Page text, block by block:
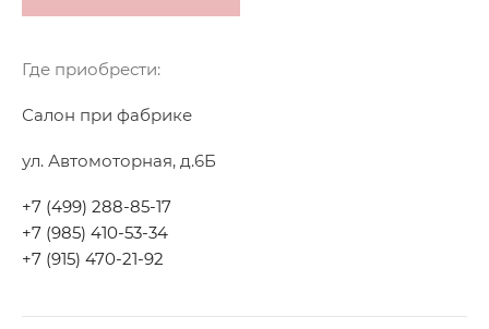
Где приобрести:
Салон при фабрике
ул. Автомоторная, д.6Б
+7 (499) 288-85-17
+7 (985) 410-53-34
+7 (915) 470-21-92